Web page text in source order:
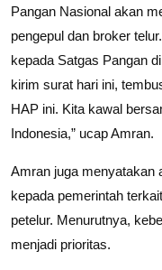
Pangan Nasional akan
pengepul dan broker
kepada Satgas Pangan
kirim surat hari ini,
HAP ini. Kita kawal
Indonesia,” ucap Amran.
Amran juga menyatakan
kepada pemerintah
petelur. Menurutnya,
menjadi prioritas.